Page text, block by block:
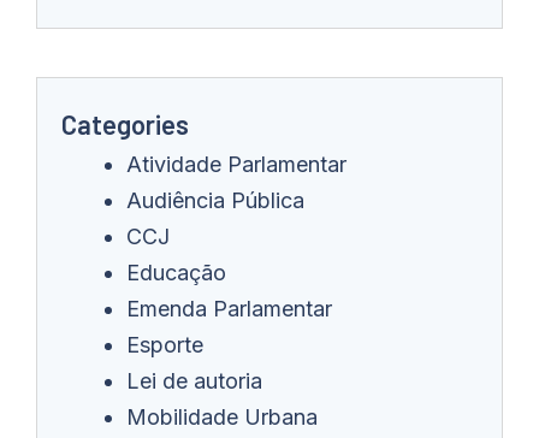
Categories
Atividade Parlamentar
Audiência Pública
CCJ
Educação
Emenda Parlamentar
Esporte
Lei de autoria
Mobilidade Urbana